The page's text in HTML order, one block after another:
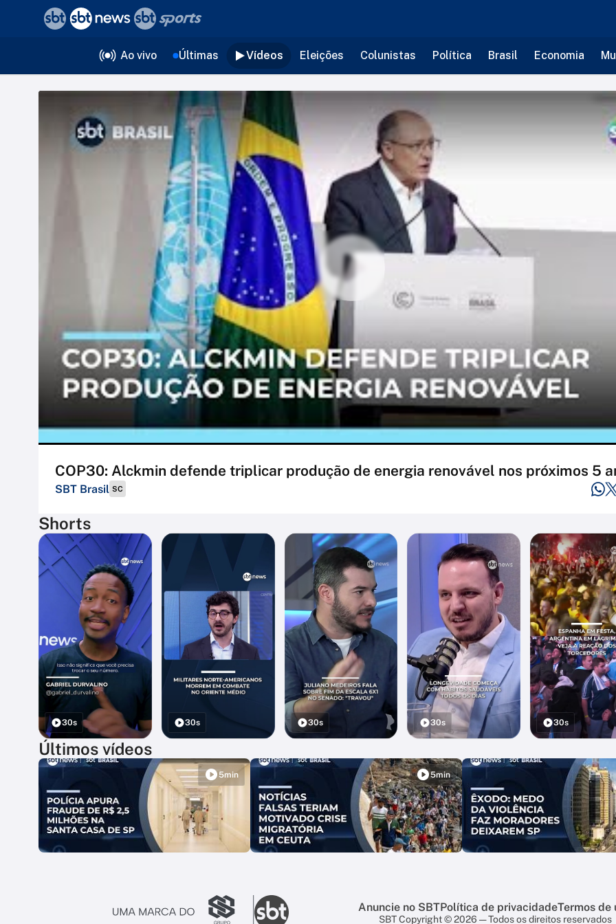
Ao vivo Últimas Vídeos Eleições Colunistas Política Brasil Economia
COP30: Alckmin defende triplicar produção de energia renovável nos próximos 5
SBT Brasil SC
Shorts
30s 30s 30s 30s 30s
Últimos vídeos
5min 5min
Anuncie no SBTPolítica de privacidadeTermos de
SBT Copyright © 2026 — Todos os direitos reservados
voltar
Editorias